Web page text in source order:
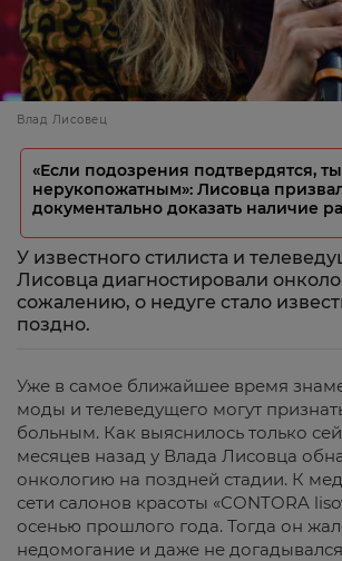
Влад Лисовец
«Если подозрения подтвердятся,
нерукопожатным»: Лисовца
документально доказать наличие
У известного стилиста и
Лисовца диагностировали
сожалению, о недуге стало
поздно.
Уже в самое ближайшее время
моды и телеведущего могут
больным. Как выяснилось только
месяцев назад у Влада Лисовца
онкологию на поздней стадии. К
сети салонов красоты «CONTORA
осенью прошлого года. Тогда он
недомогание и даже не